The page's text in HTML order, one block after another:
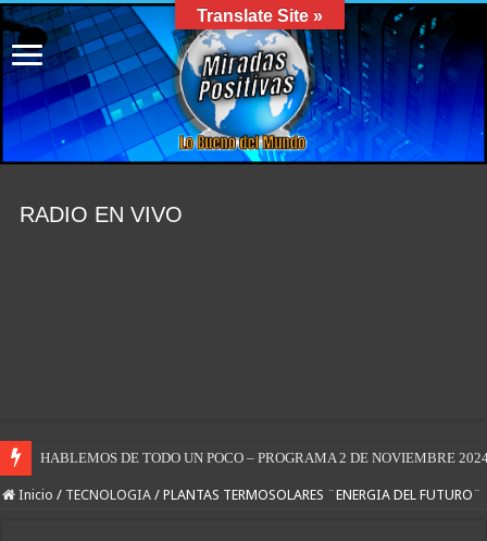
RADIO EN VIVO
HABLEMOS DE TODO UN POCO – PROGRAMA 2 DE NOVIEMBRE
Inicio / TECNOLOGIA / PLANTAS TERMOSOLARES ¨ENERGIA DEL FUTURO¨
Translate Site »